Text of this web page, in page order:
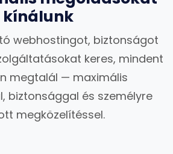
kínálunk
webhostingot, biztonságot
keres, mindent
megtalál — maximális
biztonsággal és személyre
megközelítéssel.